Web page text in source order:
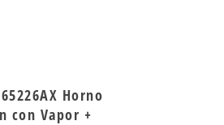
Horno
con Vapor +